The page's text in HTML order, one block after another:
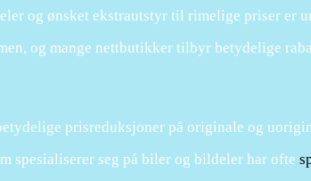
og ønsket ekstrautstyr til rimelige priser er
og mange nettbutikker tilbyr betydelige
prisreduksjoner på originale og
spesialiserer seg på biler og bildeler har ofte